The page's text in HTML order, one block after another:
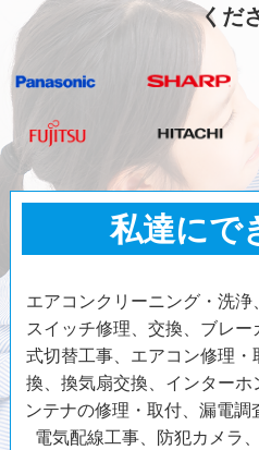
くだ
私達にで
エアコンクリーニング・洗浄
スイッチ修理、交換、ブレ
式切替工事、エアコン修理
換、換気扇交換、インター
ンテナの修理・取付、漏電調
電気配線工事、防犯カメラ、